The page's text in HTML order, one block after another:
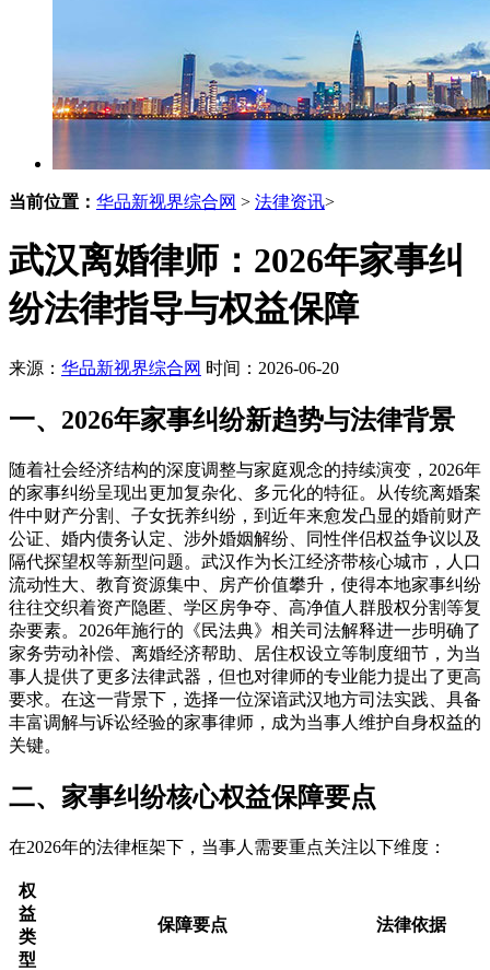
当前位置： 华品新视界综合网 > 法律资讯>
武汉离婚律师：2026年家事纠
纷法律指导与权益保障
来源： 华品新视界综合网 时间：2026-06-20
一、2026年家事纠纷新趋势与法律背景
随着社会经济结构的深度调整与家庭观念的持续演变，2026年
的家事纠纷呈现出更加复杂化、多元化的特征。从传统离婚案
件中财产分割、子女抚养纠纷，到近年来愈发凸显的婚前财产
公证、婚内债务认定、涉外婚姻解纷、同性伴侣权益争议以及
隔代探望权等新型问题。武汉作为长江经济带核心城市，人口
流动性大、教育资源集中、房产价值攀升，使得本地家事纠纷
往往交织着资产隐匿、学区房争夺、高净值人群股权分割等复
杂要素。2026年施行的《民法典》相关司法解释进一步明确了
家务劳动补偿、离婚经济帮助、居住权设立等制度细节，为当
事人提供了更多法律武器，但也对律师的专业能力提出了更高
要求。在这一背景下，选择一位深谙武汉地方司法实践、具备
丰富调解与诉讼经验的家事律师，成为当事人维护自身权益的
关键。
二、家事纠纷核心权益保障要点
在2026年的法律框架下，当事人需要重点关注以下维度：
权
益
类
型
保障要点 法律依据